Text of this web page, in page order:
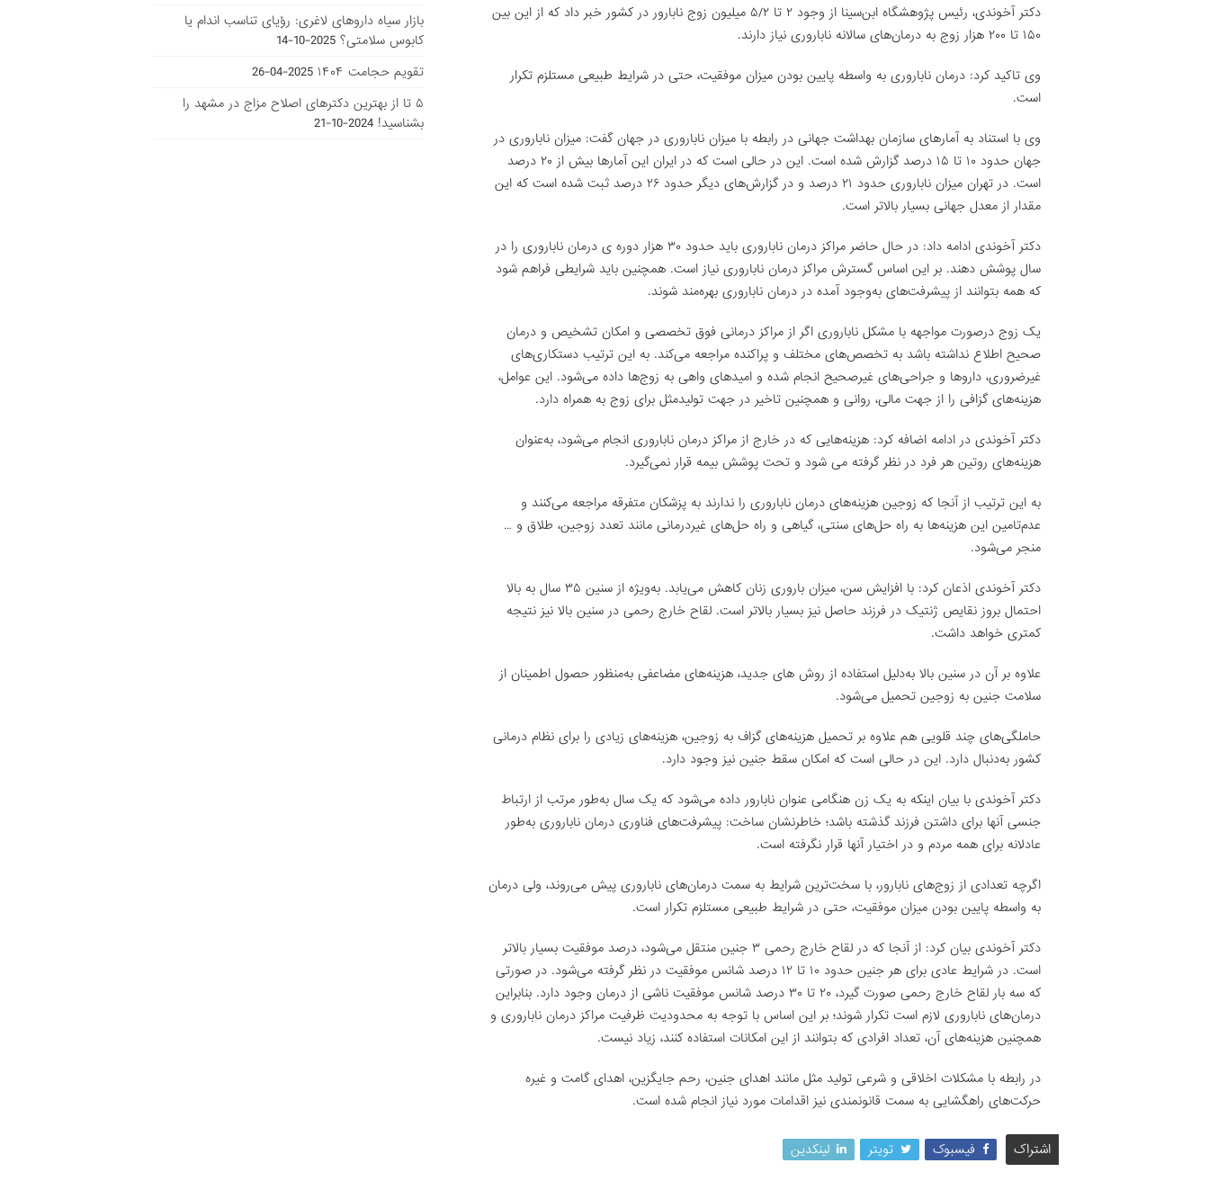
دکتر آخوندی، رئیس پژوهشگاه ابن‌سینا از وجود ۲ تا ۵/۲ میلیون زوج نابارور در کشور خبر داد که از این بین
۱۵۰ تا ۲۰۰ هزار زوج به درمان‌های سالانه ناباروری نیاز دارند.
وی تاکید کرد: درمان ناباروری به واسطه پایین بودن میزان موفقیت، حتی در شرایط طبیعی مستلزم تکرار
است.
وی با استناد به آمارهای سازمان بهداشت جهانی در رابطه با میزان ناباروری در جهان گفت: میزان ناباروری در
جهان حدود ۱۰ تا ۱۵ درصد گزارش شده است. این در حالی است که در ایران این آمارها بیش از ۲۰ درصد
است. در تهران میزان ناباروری حدود ۲۱ درصد و در گزارش‌های دیگر حدود ۲۶ درصد ثبت شده است که این
مقدار از معدل جهانی بسیار بالاتر است.
دکتر آخوندی ادامه داد: در حال حاضر مراکز درمان ناباروری باید حدود ۳۰ هزار دوره ی درمان ناباروری را در
سال پوشش دهند. بر این اساس گسترش مراکز درمان ناباروری نیاز است. همچنین باید شرایطی فراهم شود
که همه بتوانند از پیشرفت‌های به‌وجود آمده در درمان ناباروری بهره‌مند شوند.
یک زوج درصورت مواجهه با مشکل ناباروری اگر از مراکز درمانی فوق تخصصی و امکان تشخیص و درمان
صحیح اطلاع نداشته باشد به تخصص‌های مختلف و پراکنده مراجعه می‌کند. به این ترتیب دستکاری‌های
غیرضروری، داروها و جراحی‌های غیرصحیح انجام شده و امیدهای واهی به زوج‌ها داده می‌شود. این عوامل،
هزینه‌های گزافی را از جهت مالی، روانی و همچنین تاخیر در جهت تولیدمثل برای زوج به همراه دارد.
دکتر آخوندی در ادامه اضافه کرد: هزینه‌هایی که در خارج از مراکز درمان ناباروری انجام می‌شود، به‌عنوان
هزینه‌های روتین هر فرد در نظر گرفته می شود و تحت پوشش بیمه قرار نمی‌گیرد.
به این ترتیب از آنجا که زوجین هزینه‌های درمان ناباروری را ندارند به پزشکان متفرقه مراجعه می‌کنند و
عدم‌تامین این هزینه‌ها به راه حل‌های سنتی، گیاهی و راه حل‌های غیردرمانی مانند تعدد زوجین، طلاق و …
منجر می‌شود.
دکتر آخوندی اذعان کرد: با افزایش سن، میزان باروری زنان کاهش می‌یابد. به‌ویژه از سنین ۳۵ سال به بالا
احتمال بروز نقایص ژنتیک در فرزند حاصل نیز بسیار بالاتر است. لقاح خارج رحمی در سنین بالا نیز نتیجه
کمتری خواهد داشت.
علاوه بر آن در سنین بالا به‌دلیل استفاده از روش های جدید، هزینه‌های مضاعفی به‌منظور حصول اطمینان از
سلامت جنین به زوجین تحمیل می‌شود.
حاملگی‌های چند قلویی هم علاوه بر تحمیل هزینه‌های گزاف به زوجین، هزینه‌های زیادی را برای نظام درمانی
کشور به‌دنبال دارد. این در حالی است که امکان سقط جنین نیز وجود دارد.
دکتر آخوندی با بیان اینکه به یک زن هنگامی عنوان نابارور داده می‌شود که یک سال به‌طور مرتب از ارتباط
جنسی آنها برای داشتن فرزند گذشته باشد؛ خاطرنشان ساخت: پیشرفت‌های فناوری درمان ناباروری به‌طور
عادلانه برای همه مردم و در اختیار آنها قرار نگرفته است.
اگرچه تعدادی از زوج‌های نابارور، با سخت‌ترین شرایط به سمت درمان‌های ناباروری پیش می‌روند، ولی درمان
به واسطه پایین بودن میزان موفقیت، حتی در شرایط طبیعی مستلزم تکرار است.
دکتر آخوندی بیان کرد: از آنجا که در لقاح خارج رحمی ۳ جنین منتقل می‌شود، درصد موفقیت بسیار بالاتر
است. در شرایط عادی برای هر جنین حدود ۱۰ تا ۱۲ درصد شانس موفقیت در نظر گرفته می‌شود. در صورتی
که سه بار لقاح خارج رحمی صورت گیرد، ۲۰ تا ۳۰ درصد شانس موفقیت ناشی از درمان وجود دارد. بنابراین
درمان‌های ناباروری لازم است تکرار شوند؛ بر این اساس با توجه به محدودیت ظرفیت مراکز درمان ناباروری و
همچنین هزینه‌های آن، تعداد افرادی که بتوانند از این امکانات استفاده کنند، زیاد نیست.
در رابطه با مشکلات اخلاقی و شرعی تولید مثل مانند اهدای جنین، رحم جایگزین، اهدای گامت و غیره
حرکت‌های راهگشایی به سمت قانونمندی نیز اقدامات مورد نیاز انجام شده است.
اشتراک فیسبوک تویتر لینکدین
بازار سیاه داروهای لاغری: رؤیای تناسب اندام یا
کابوس سلامتی؟ 2025-10-14
تقویم حجامت ۱۴۰۴
2025-04-26
۵ تا از بهترین دکتر‌های اصلاح مزاج در مشهد را
بشناسید! 2024-10-21